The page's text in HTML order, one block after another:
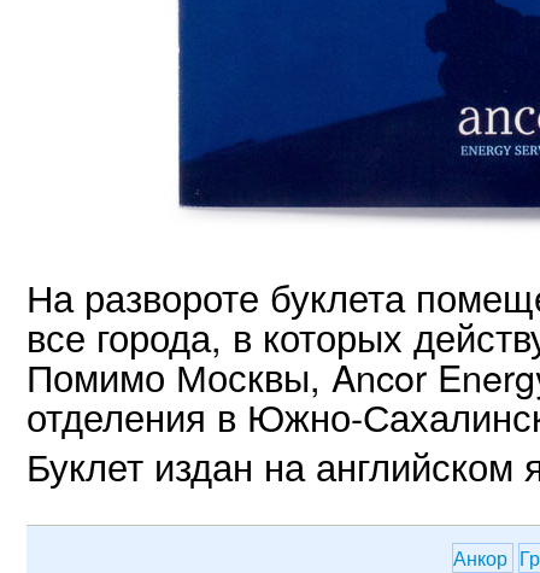
На развороте буклета
все города, в которых
Помимо Москвы, Ancor
отделения в Южно-
Буклет издан на английском
Анкор